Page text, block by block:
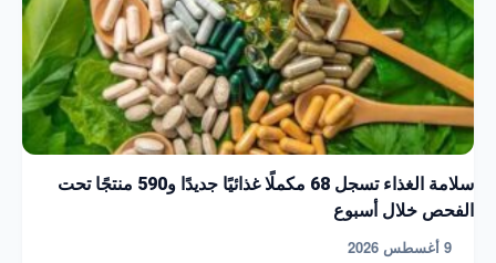
سلامة الغذاء تسجل 68 مكملًا غذائيًا جديدًا و590 منتجًا تحت
الفحص خلال أسبوع
9 أغسطس 2026